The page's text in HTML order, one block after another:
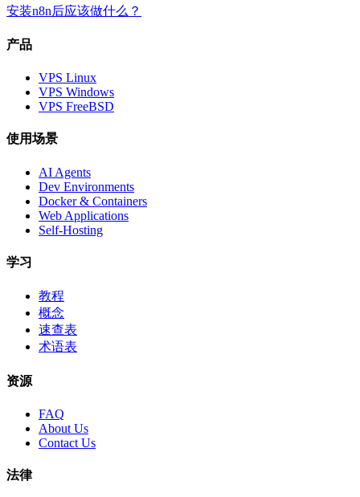
安装n8n后应该做什么？
产品
VPS Linux
VPS Windows
VPS FreeBSD
使用场景
AI Agents
Dev Environments
Docker & Containers
Web Applications
Self-Hosting
学习
教程
概念
速查表
术语表
资源
FAQ
About Us
Contact Us
法律